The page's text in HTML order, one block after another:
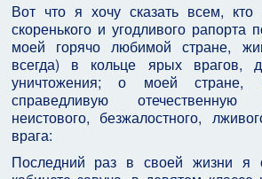
Вот что я хочу сказать всем,
скоренького и угодливого рапорта
моей горячо любимой стране,
всегда) в кольце ярых врагов,
уничтожения; о моей стране,
справедливую
неистового, безжалостного,
врага:
Последний раз в своей жизни я